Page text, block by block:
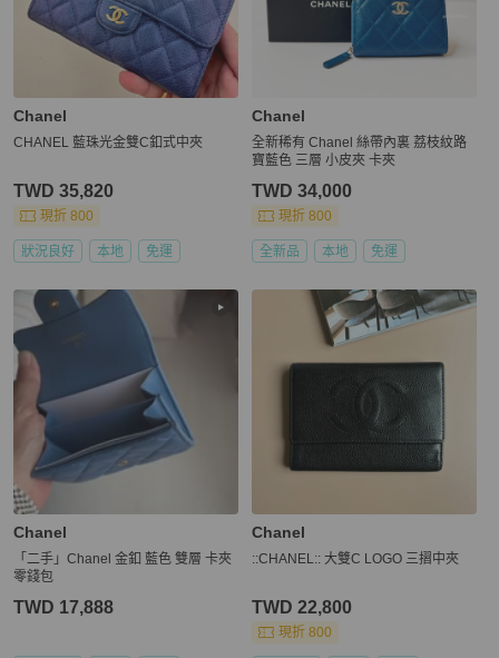
Chanel
CHANEL 藍珠光金雙C釦式中夾
TWD 35,820
現折 800
狀況良好 本地 免運
Chanel
全新稀有 Chanel 絲帶內裏 荔枝紋路
寶藍色 三層 小皮夾 卡夾
TWD 34,000
現折 800
全新品 本地 免運
Chanel
「二手」Chanel 金釦 藍色 雙層 卡夾
零錢包
TWD 17,888
Chanel
::CHANEL:: 大雙C LOGO 三摺中夾
TWD 22,800
現折 800